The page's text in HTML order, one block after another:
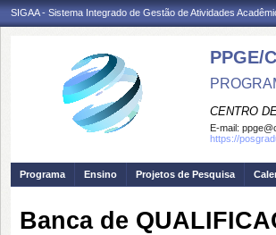
SIGAA - Sistema Integrado de Gestão de Atividades
PPGE/
CENTRO
E-mail:
https://
Programa Ensino Projetos de Pesquisa
Banca de